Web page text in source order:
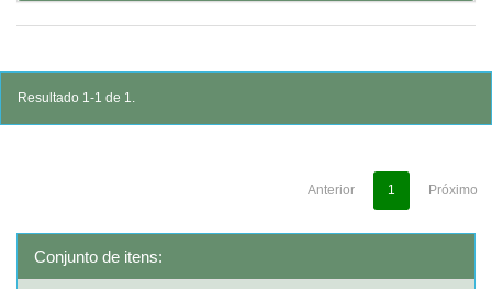
Resultado 1-1 de 1.
Anterior 1 Próximo
Conjunto de itens: